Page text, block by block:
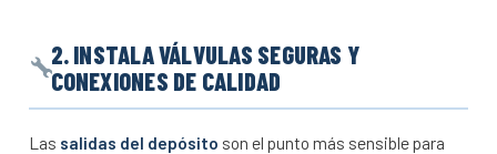
2. INSTALA VÁLVULAS SEGURAS Y
CONEXIONES DE CALIDAD
Las salidas del depósito son el punto más sensible para